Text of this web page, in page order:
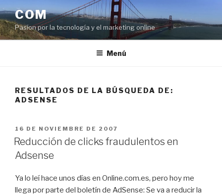
al
contenido
COM
Pasíon por la tecnología y el marketing online
Menú
RESULTADOS DE LA BÚSQUEDA DE:
ADSENSE
PUBLICADO
EL
16 DE NOVIEMBRE DE 2007
Reducción de clicks fraudulentos en
Adsense
Ya lo leí hace unos días en Online.com.es, pero hoy me
llega por parte del boletín de AdSense: Se va a reducir la